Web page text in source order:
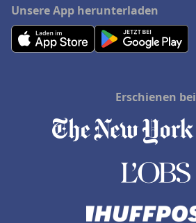
Unsere App herunterladen
Erschienen bei